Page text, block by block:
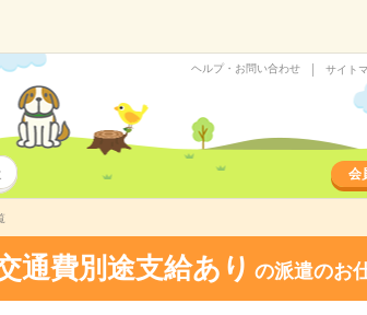
ヘルプ・お問い合わせ サイト
会
通費別途支給あり の派遣のお